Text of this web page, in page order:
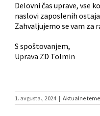
Delovni čas uprave, vse
naslovi zaposlenih
Zahvaljujemo se vam za
S spoštovanjem,
Uprava ZD Tolmin
1. avgusta., 2024 | Aktualne teme